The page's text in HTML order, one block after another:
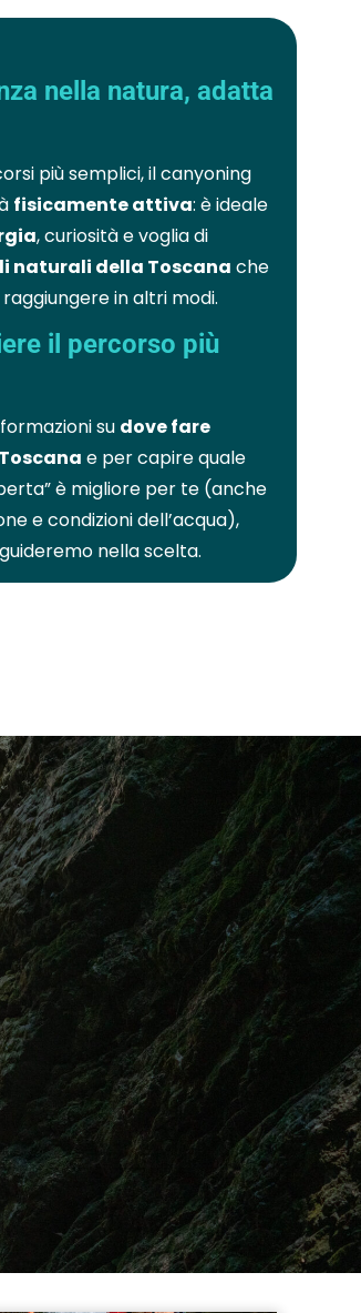
nella natura, adatta
più semplici, il canyoning
fisicamente attiva: è ideale
, curiosità e voglia di
naturali della Toscana che
in altri modi.
il percorso più
su dove fare
e per capire quale
è migliore per te (anche
e condizioni dell’acqua),
nella scelta.